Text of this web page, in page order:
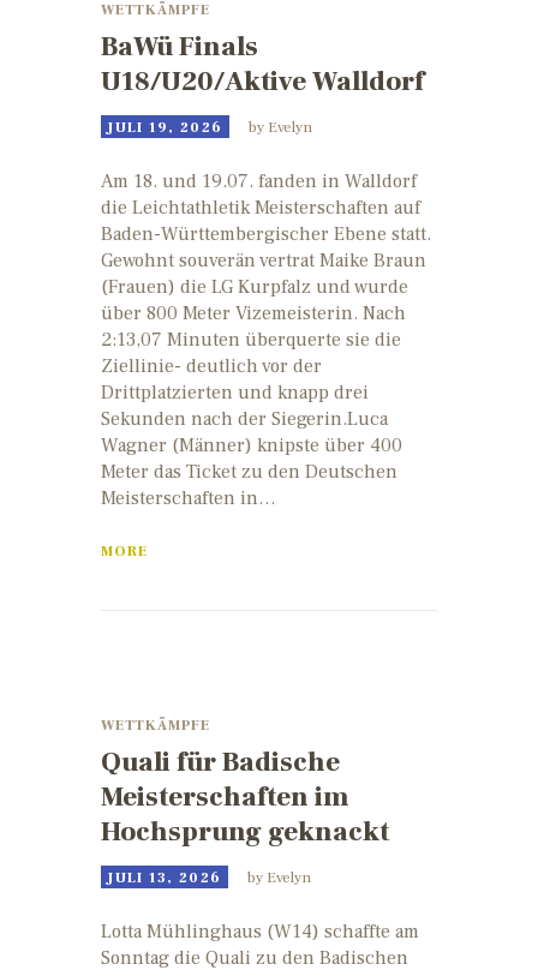
WETTKÄMPFE
BaWü Finals
U18/U20/Aktive Walldorf
JULI 19, 2026 by Evelyn
Am 18. und 19.07. fanden in Walldorf
die Leichtathletik Meisterschaften auf
Baden-Württembergischer Ebene statt.
Gewohnt souverän vertrat Maike Braun
(Frauen) die LG Kurpfalz und wurde
über 800 Meter Vizemeisterin. Nach
2:13,07 Minuten überquerte sie die
Ziellinie- deutlich vor der
Drittplatzierten und knapp drei
Sekunden nach der Siegerin.Luca
Wagner (Männer) knipste über 400
Meter das Ticket zu den Deutschen
Meisterschaften in…
MORE
WETTKÄMPFE
Quali für Badische
Meisterschaften im
Hochsprung geknackt
JULI 13, 2026 by Evelyn
Lotta Mühlinghaus (W14) schaffte am
Sonntag die Quali zu den Badischen